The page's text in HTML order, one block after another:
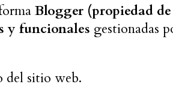
Blogger (propiedad
y funcionales gestionadas
del sitio web.